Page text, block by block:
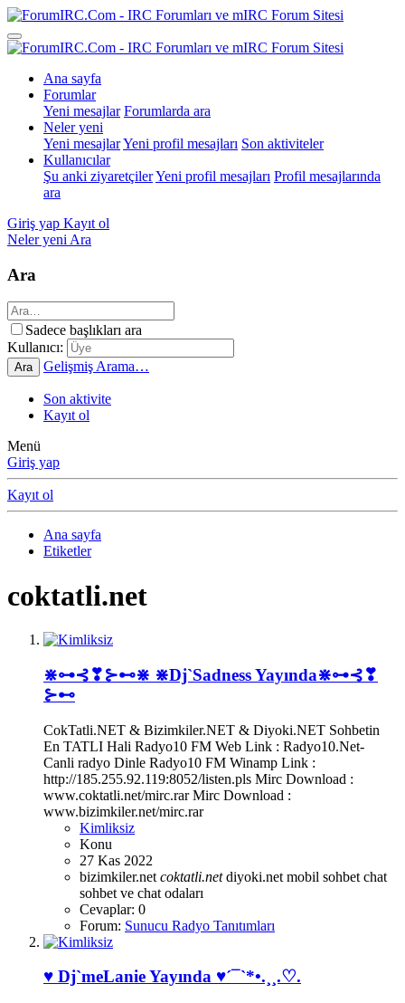
Ana sayfa
Forumlar
Yeni mesajlar Forumlarda ara
Neler yeni
Yeni mesajlarYeni profil mesajları Son aktiviteler
Kullanıcılar
Şu anki ziyaretçilerYeni profil mesajları Profil mesajlarında
ara
Giriş yap Kayıt ol
Neler yeni Ara
Ara
Sadece başlıkları ara
Kullanıcı:
Ara Gelişmiş Arama…
Son aktivite
Kayıt ol
Menü
Giriş yap
Kayıt ol
Ana sayfa
Etiketler
coktatli.net
⋇⊶⊰❣⊱⊷⋇ ⋇Dj`Sadness Yayında⋇⊶⊰❣
⊱⊷
CokTatli.NET & Bizimkiler.NET & Diyoki.NET Sohbetin
En TATLI Hali Radyo10 FM Web Link : Radyo10.Net-
Canli radyo Dinle Radyo10 FM Winamp Link :
http://185.255.92.119:8052/listen.pls Mirc Download :
www.coktatli.net/mirc.rar Mirc Download :
www.bizimkiler.net/mirc.rar
Kimliksiz
Konu
27 Kas 2022
bizimkiler.net coktatli.net diyoki.net mobil sohbet chat
sohbet ve chat odaları
Cevaplar: 0
Forum: Sunucu Radyo Tanıtımları
♥ Dj`meLanie Yayında ♥´¯`*•.¸¸.♡.